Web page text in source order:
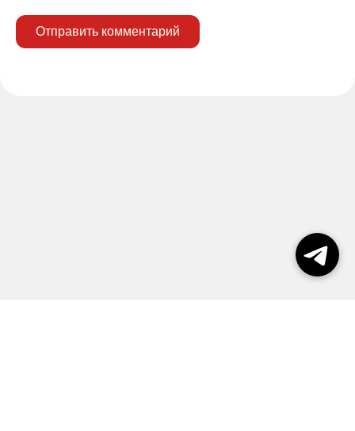
Отправить комментарий